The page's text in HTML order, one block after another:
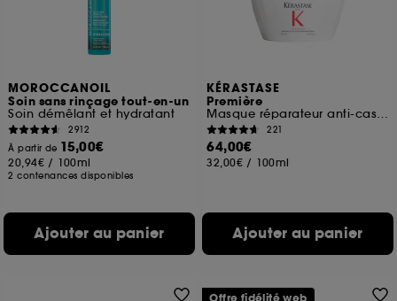
MOROCCANOIL
Soin sans rinçage tout-en-un
Soin démêlant et hydratant
2912
À partir de 15,00€
20,94€ / 100ml
2 contenances disponibles
Ajouter au panier
KÉRASTASE
Première
Masque réparateur anti-casse pour cheveux abîmés
221
64,00€
32,00€ / 100ml
Ajouter au panier